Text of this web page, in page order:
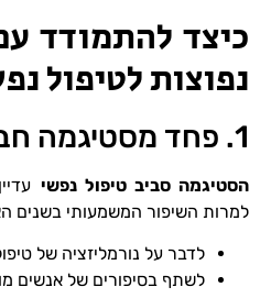
נפוצות לטיפול
1. פחד מסטיגמה חברתית
הסטיגמה סביב טיפול נפשי
למרות השיפור המשמעותי בשנים
לדבר על נורמליזציה של
לשתף בסיפורים של אנשים